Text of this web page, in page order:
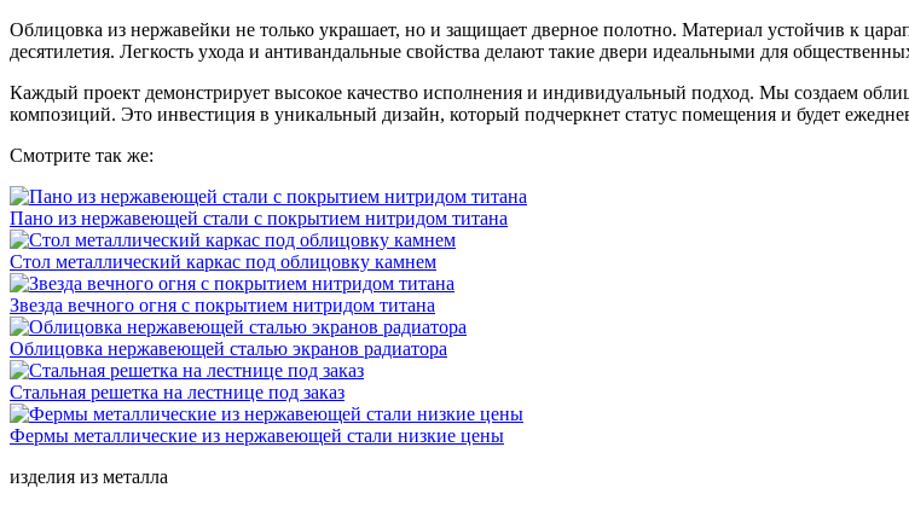
Облицовка из нержавейки не только украшает, но и защищает дверное полотно. Материал устойчив к
десятилетия. Легкость ухода и антивандальные свойства делают такие двери идеальными для
Каждый проект демонстрирует высокое качество исполнения и индивидуальный подход. Мы создаем
композиций. Это инвестиция в уникальный дизайн, который подчеркнет статус помещения и будет
Смотрите так же:
Пано из нержавеющей стали с покрытием нитридом титана
Стол металлический каркас под облицовку камнем
Звезда вечного огня с покрытием нитридом титана
Облицовка нержавеющей сталью экранов радиатора
Стальная решетка на лестнице под заказ
Фермы металлические из нержавеющей стали низкие цены
изделия из металла